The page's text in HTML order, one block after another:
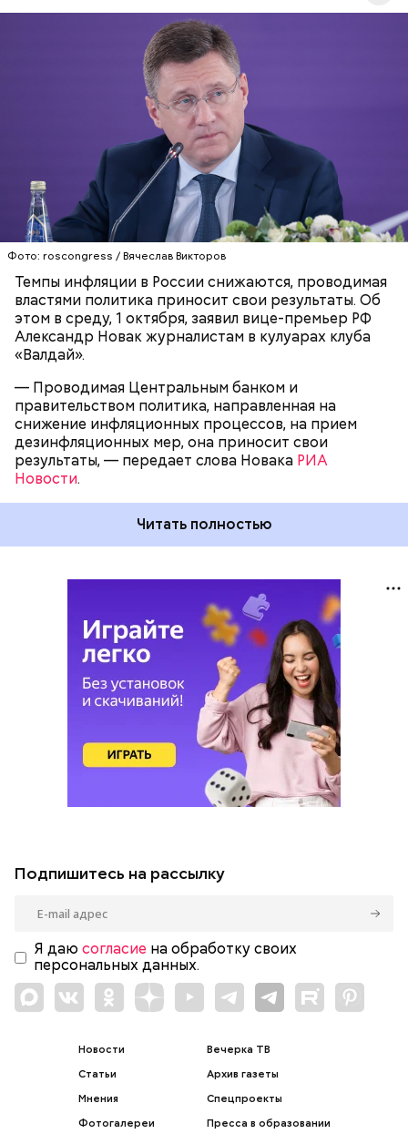
Фото: roscongress / Вячеслав Викторов
Темпы инфляции в России снижаются, проводимая
властями политика приносит свои результаты. Об
этом в среду, 1 октября, заявил вице-премьер РФ
Александр Новак журналистам в кулуарах клуба
«Валдай».
— Проводимая Центральным банком и
правительством политика, направленная на
снижение инфляционных процессов, на прием
дезинфляционных мер, она приносит свои
результаты, — передает слова Новака РИА
Новости.
Он также отметил, что в сентябре годовая
инфляция в России составила восемь процентов, а
по итогам года ожидается, что она останется в
диапазоне шесть-семь процентов.
Читать полностью
ИНФЛЯЦИЯ АЛЕКСАНДР НОВАК РОССИЯ
Подпишитесь на рассылку
Я даю согласие на обработку своих
персональных данных.
Новости
Статьи
Мнения
Фотогалереи
Вечерка ТВ
Архив газеты
Спецпроекты
Пресса в образовании